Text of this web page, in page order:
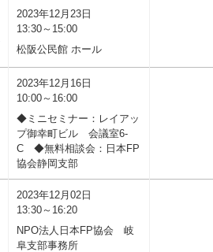
2023年12月23日
13:30～15:00
松阪公民館 ホール
2023年12月16日
10:00～16:00
◆ミニセミナー：レイアッ
プ御幸町ビル 会議室6-
C ◆無料相談会：日本FP
協会静岡支部
2023年12月02日
13:30～16:20
NPO法人日本FP協会 岐
阜支部事務所